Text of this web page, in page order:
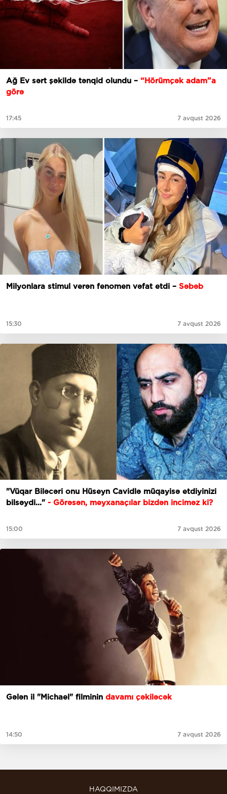
Ağ Ev sərt şəkildə tənqid olundu – “Hörümçək adam”a
görə
17:45 7 avqust 2026
Milyonlara stimul verən fenomen vəfat etdi – Səbəb
15:30 7 avqust 2026
"Vüqar Biləcəri onu Hüseyn Cavidlə müqayisə etdiyinizi
bilsəydi..." - Görəsən, meyxanaçılar bizdən inciməz ki?
15:00 7 avqust 2026
Gələn il "Michael" filminin davamı çəkiləcək
14:50 7 avqust 2026
HAQQIMIZDA